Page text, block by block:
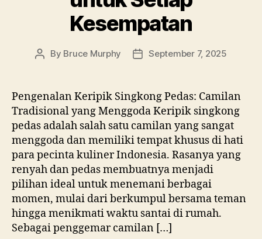
Kesempatan
Post
By Bruce Murphy
PostSeptember 7, 2025
Pengenalan Keripik Singkong Pedas: Camilan
Tradisional yang Menggoda Keripik singkong
pedas adalah salah satu camilan yang sangat
menggoda dan memiliki tempat khusus di hati
para pecinta kuliner Indonesia. Rasanya yang
renyah dan pedas membuatnya menjadi
pilihan ideal untuk menemani berbagai
momen, mulai dari berkumpul bersama teman
hingga menikmati waktu santai di rumah.
Sebagai penggemar camilan […]